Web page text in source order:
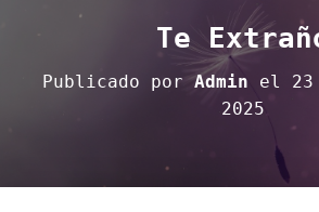
Te
Publicado porAdmin el
2025